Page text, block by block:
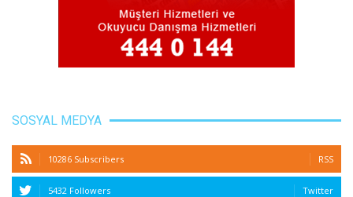
SOSYAL MEDYA
10286 Subscribers RSS
5432 Followers Twitter